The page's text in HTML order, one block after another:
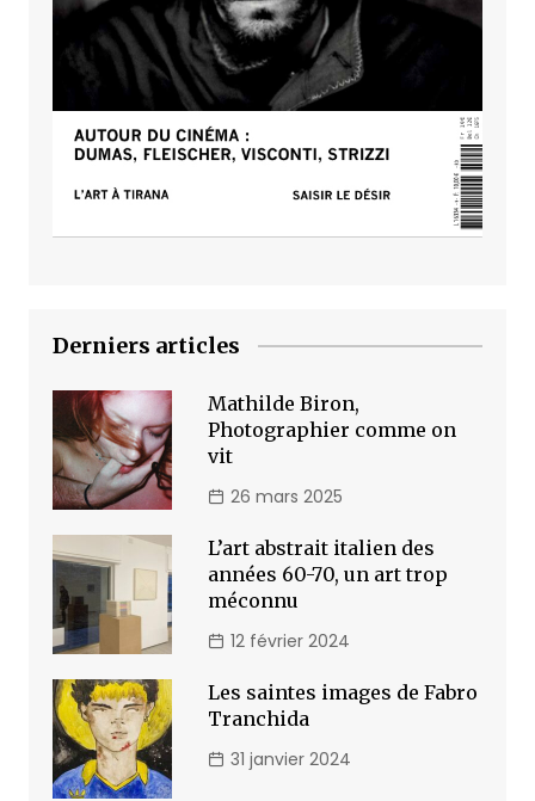
Derniers articles
Mathilde Biron,
Photographier comme on
vit
26 mars 2025
L’art abstrait italien des
années 60-70, un art trop
méconnu
12 février 2024
Les saintes images de Fabro
Tranchida
31 janvier 2024